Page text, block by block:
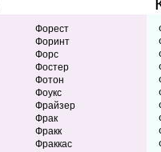
Форест
Форинт
Форс
Фостер
Фотон
Фоукс
Фрайзер
Фрак
Фракк
Фраккас